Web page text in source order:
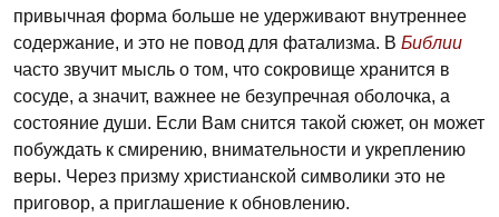
привычная форма больше не удерживают внутреннее
содержание, и это не повод для фатализма. В Библии
часто звучит мысль о том, что сокровище хранится в
сосуде, а значит, важнее не безупречная оболочка, а
состояние души. Если Вам снится такой сюжет, он может
побуждать к смирению, внимательности и укреплению
веры. Через призму христианской символики это не
приговор, а приглашение к обновлению.